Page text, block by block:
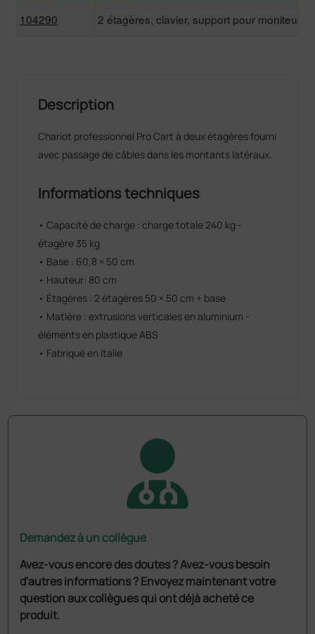
104290
2 étagères, clavier, support pour moniteur,
Description
Chariot professionnel Pro Cart à deux étagères fourni
avec passage de câbles dans les montants latéraux.
Informations techniques
• Capacité de charge : charge totale 240 kg -
étagère 35 kg
• Base : 60,8 × 50 cm
• Hauteur: 80 cm
• Étagères : 2 étagères 50 × 50 cm + base
• Matière : extrusions verticales en aluminium -
éléments en plastique ABS
• Fabriqué en Italie
Demandez à un collègue
Avez-vous encore des doutes ? Avez-vous besoin
d'autres informations ? Envoyez maintenant votre
question aux collègues qui ont déjà acheté ce
produit.